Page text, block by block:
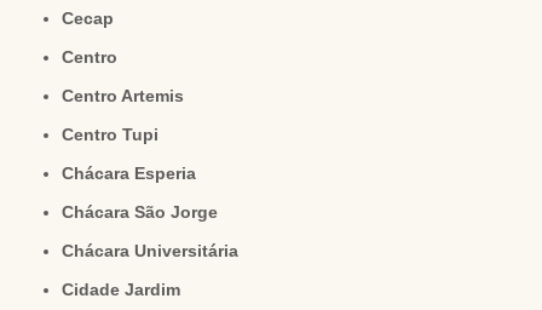
Cecap
Centro
Centro Artemis
Centro Tupi
Chácara Esperia
Chácara São Jorge
Chácara Universitária
Cidade Jardim